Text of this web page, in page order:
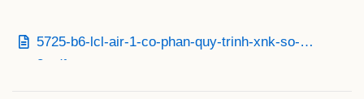
5725-b6-lcl-air-1-co-phan-quy-trinh-xnk-so-
3.pdf